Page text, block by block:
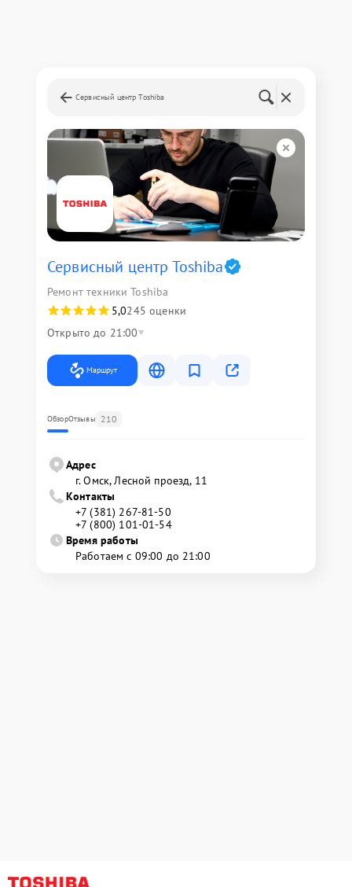
Сервисный центр Toshiba
Сервисный центр Toshiba
Ремонт техники Toshiba
5,0245 оценки
Открыто до 21:00
Маршрут
ОбзорОтзывы 210
Адрес
г. Омск, ​Лесной проезд, 11
Контакты
+7 (381) 267-81-50
+7 (800) 101-01-54
Время работы
Работаем с 09:00 до 21:00